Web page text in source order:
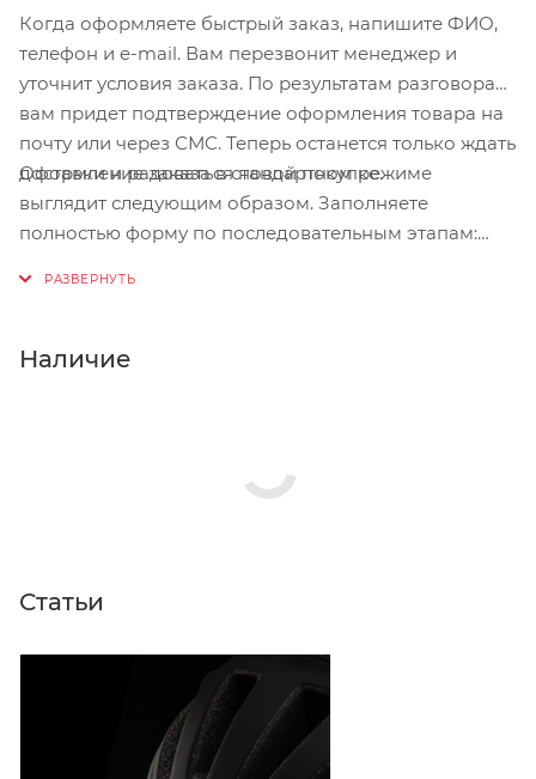
Когда оформляете быстрый заказ, напишите ФИО,
телефон и e-mail. Вам перезвонит менеджер и
уточнит условия заказа. По результатам разговора
вам придет подтверждение оформления товара на
почту или через СМС. Теперь останется только ждать
доставки и радоваться новой покупке.
Оформление заказа в стандартном режиме
выглядит следующим образом. Заполняете
полностью форму по последовательным этапам:
Нажмите кнопку «Оформить заказ».
Наличие
Статьи